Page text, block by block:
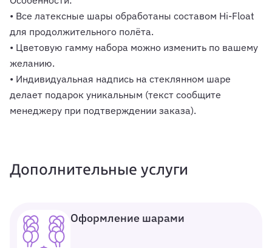
• Все латексные шары обработаны составом Hi-Float
для продолжительного полёта.
• Цветовую гамму набора можно изменить по вашему
желанию.
• Индивидуальная надпись на стеклянном шаре
делает подарок уникальным (текст сообщите
менеджеру при подтверждении заказа).
Дополнительные услуги
Оформление шарами